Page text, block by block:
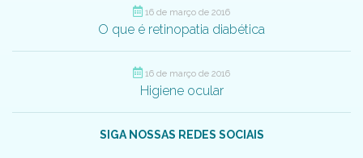
16 de março de 2016
O que é retinopatia diabética
16 de março de 2016
Higiene ocular
SIGA NOSSAS REDES SOCIAIS